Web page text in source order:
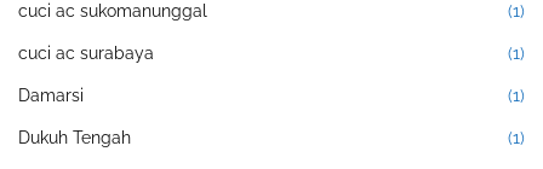
cuci ac sukomanunggal (1)
cuci ac surabaya (1)
Damarsi (1)
Dukuh Tengah (1)